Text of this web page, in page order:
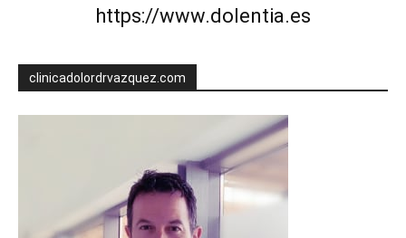
https://www.dolentia.es
clinicadolordrvazquez.com